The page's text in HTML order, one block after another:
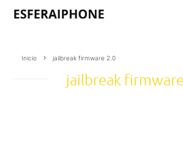
Inicio jailbreak firmware 2.0
jailbreak